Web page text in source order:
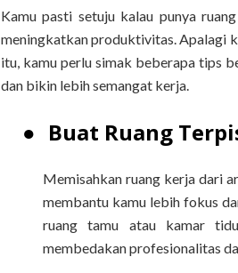
Kamu pasti setuju kalau punya
meningkatkan produktivitas. Apalagi
itu, kamu perlu simak beberapa tips
dan bikin lebih semangat kerja.
● Buat Ruang
Memisahkan ruang kerja dari
membantu kamu lebih fokus
ruang tamu atau kamar
membedakan profesionalitas